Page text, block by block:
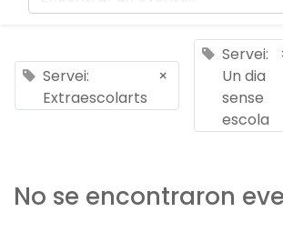
Servei:
Extraescolarts
×
Servei:
Un dia
sense
escola
No se encontraron